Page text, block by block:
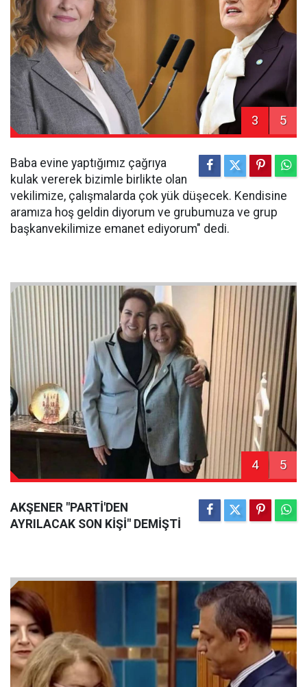
3 5
Baba evine yaptığımız çağrıya
kulak vererek bizimle birlikte olan
vekilimize, çalışmalarda çok yük düşecek. Kendisine
aramıza hoş geldin diyorum ve grubumuza ve grup
başkanvekilimize emanet ediyorum" dedi.
4 5
AKŞENER "PARTİ'DEN
AYRILACAK SON KİŞİ" DEMİŞTİ